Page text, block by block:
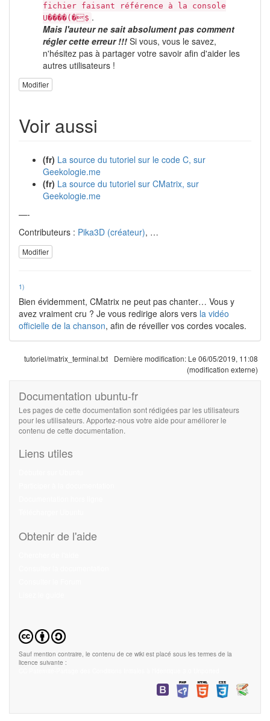
fichier faisant référence à la console
U����(�$ .
Mais l'auteur ne sait absolument pas comment
régler cette erreur !!! Si vous, vous le savez,
n'hésitez pas à partager votre savoir afin d'aider les
autres utilisateurs !
Modifier
Voir aussi
(fr) La source du tutoriel sur le code C, sur
Geekologie.me
(fr) La source du tutoriel sur CMatrix, sur
Geekologie.me
—-
Contributeurs : Pika3D (créateur), …
Modifier
1)
Bien évidemment, CMatrix ne peut pas chanter… Vous y
avez vraiment cru ? Je vous redirige alors vers la vidéo
officielle de la chanson, afin de réveiller vos cordes vocales.
tutoriel/matrix_terminal.txt Dernière modification: Le 06/05/2019, 11:08
(modification externe)
Documentation ubuntu-fr
Les pages de cette documentation sont rédigées par les utilisateurs
pour les utilisateurs. Apportez-nous votre aide pour améliorer le
contenu de cette documentation.
Liens utiles
Obtenir de l'aide
Sauf mention contraire, le contenu de ce wiki est placé sous les termes de la
licence suivante :